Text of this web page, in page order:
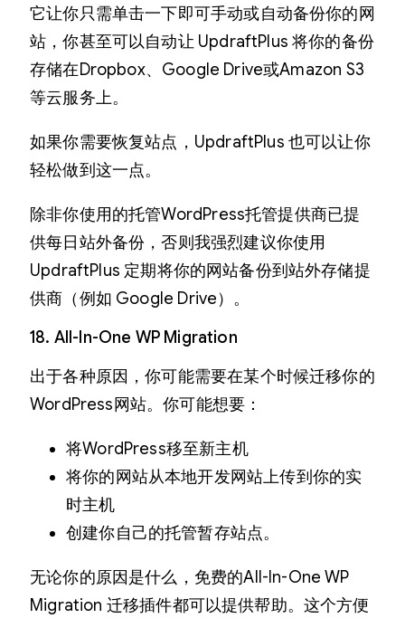
它让你只需单击一下即可手动或自动备份你的网
站，你甚至可以自动让 UpdraftPlus 将你的备份
存储在Dropbox、Google Drive或Amazon S3
等云服务上。
如果你需要恢复站点，UpdraftPlus 也可以让你
轻松做到这一点。
除非你使用的托管WordPress托管提供商已提
供每日站外备份，否则我强烈建议你使用
UpdraftPlus 定期将你的网站备份到站外存储提
供商（例如 Google Drive）。
18. All-In-One WP Migration
出于各种原因，你可能需要在某个时候迁移你的
WordPress网站。你可能想要：
将WordPress移至新主机
将你的网站从本地开发网站上传到你的实
时主机
创建你自己的托管暂存站点。
无论你的原因是什么，免费的All-In-One WP
Migration 迁移插件都可以提供帮助。这个方便